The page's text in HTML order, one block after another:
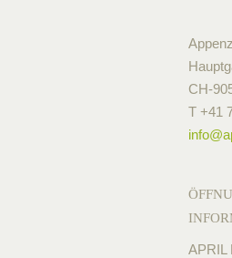
CH-
T +41
info@
APRIL